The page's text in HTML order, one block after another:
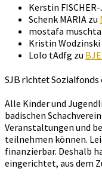
Kerstin
Schenk MARIA zu
mostafa
Kristin Wodzinski
Lolo tAdfg zu
SJB richtet Sozialfonds
Alle Kinder und
badischen
Veranstaltungen und
teilnehmen können.
finanzierbar. Deshalb
eingerichtet, aus dem